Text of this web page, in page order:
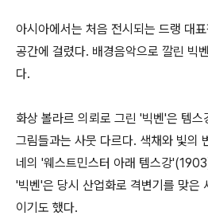
아시아에서는 처음 전시되는 드랭 대
공간에 걸렸다. 배경음악으로 깔린 빅
다.
화상 볼라르 의뢰로 그린 '빅벤'은 템
그림들과는 사뭇 다르다. 색채와 빛의
네의 '웨스트민스터 아래 템스강
'빅벤'은 당시 산업화로 격변기를 맞은
이기도 했다.